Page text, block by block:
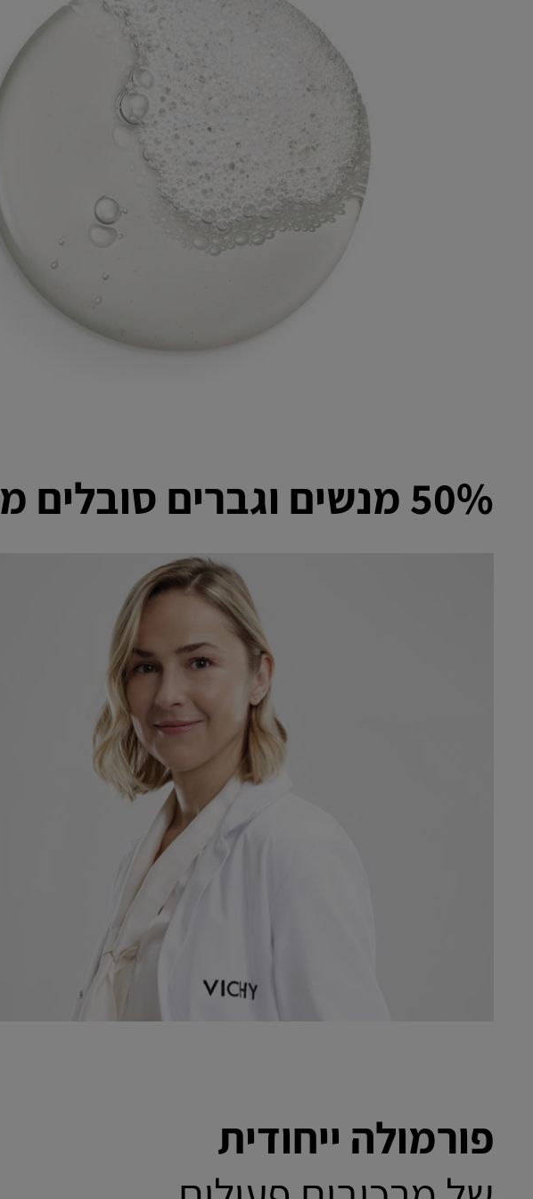
50% מנשים וגברים סובלים ממראה שיער דליל
פורמולה ייחודית